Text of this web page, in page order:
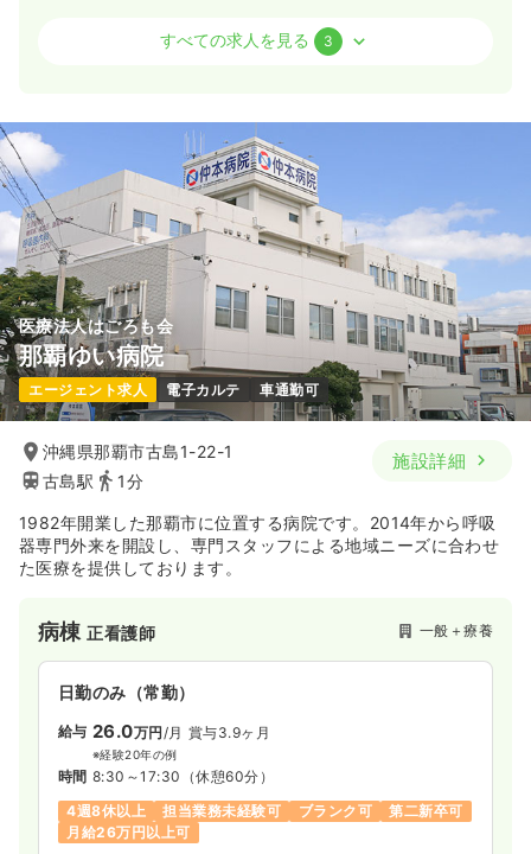
正・准看護師
賞与57.7万円
8:30～17:30
日祝休み
ブランク可 月給27万円以上可
気になる 詳細を見る
日勤のみ（パート） 一時募集休止
給与 時給1,200〜1,500円
時間 8:30～17:30
日祝休み
ブランク可
気になる
日勤のみ（常勤）
給与 22.9 万円/月
時間 8:00～17:00 （休憩60分）
日曜休み
月給23万円以上可
気になる 詳細を見る
すべての求人を見る 3
医療法人はごろも会
那覇ゆい病院
エージェント求人 電子カルテ 車通勤可
沖縄県那覇市古島1-22-1
古島駅
1分
施設詳細
1982年開業した那覇市に位置する病院です。2014年から呼吸
器専門外来を開設し、専門スタッフによる地域ニーズに合わせ
た医療を提供しております。
病棟正看護師 一般＋療養
日勤のみ（常勤）
給与 26.0万円 /月 賞与3.9ヶ月
※経験20年の例
時間 8:30～17:30 （休憩60分）
4週8休以上
担当業務未経験可 ブランク可
第二新卒可
月給26万円以上可